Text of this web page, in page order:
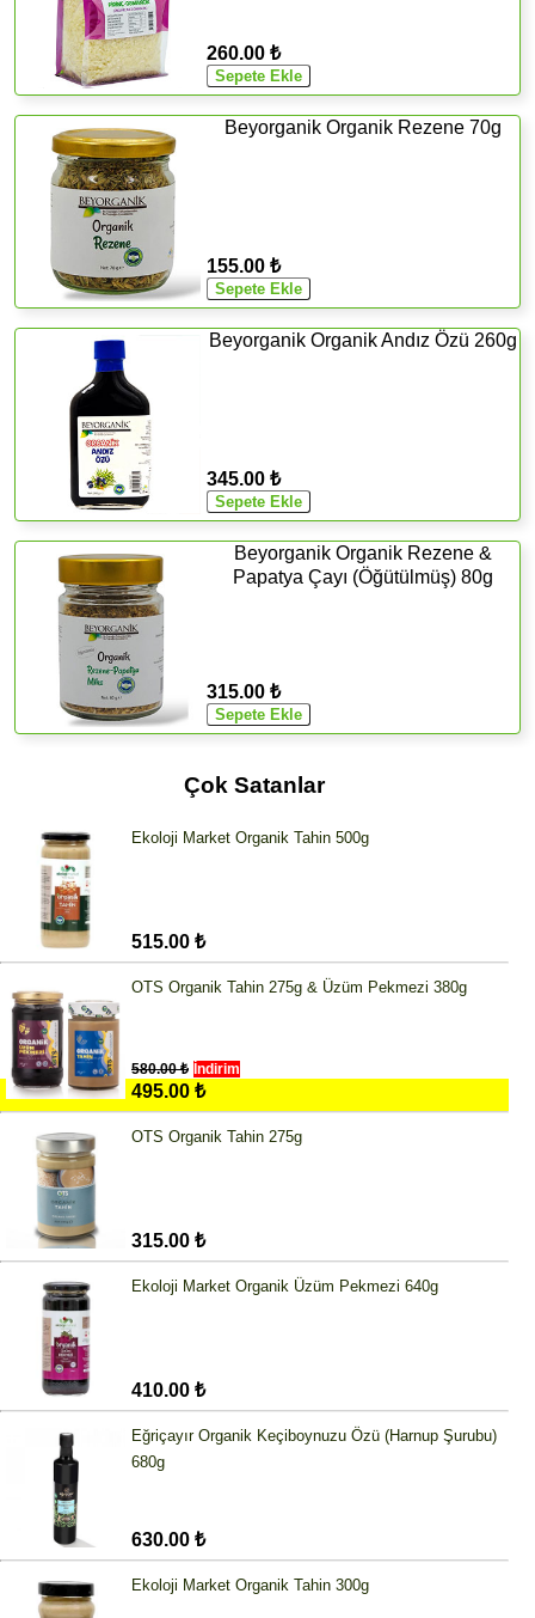
260.00 ₺
Beyorganik Organik Rezene 70g
155.00 ₺
Beyorganik Organik Andız Özü 260g
345.00 ₺
Beyorganik Organik Rezene &
Papatya Çayı (Öğütülmüş) 80g
315.00 ₺
Çok Satanlar
Ekoloji Market Organik Tahin 500g
515.00 ₺
OTS Organik Tahin 275g & Üzüm Pekmezi 380g
580.00 ₺ İndirim
495.00 ₺
OTS Organik Tahin 275g
315.00 ₺
Ekoloji Market Organik Üzüm Pekmezi 640g
410.00 ₺
Eğriçayır Organik Keçiboynuzu Özü (Harnup Şurubu)
680g
630.00 ₺
Ekoloji Market Organik Tahin 300g